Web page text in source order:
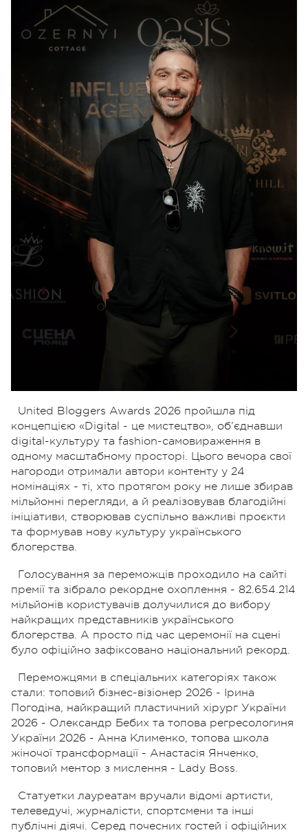
United Bloggers Awards 2026 пройшла під
концепцією «Digital - це мистецтво», об’єднавши
digital-культуру та fashion-самовираження в
одному масштабному просторі. Цього вечора свої
нагороди отримали автори контенту у 24
номінаціях - ті, хто протягом року не лише збирав
мільйонні перегляди, а й реалізовував благодійні
ініціативи, створював суспільно важливі проєкти
та формував нову культуру українського
блогерства.
Голосування за переможців проходило на сайті
премії та зібрало рекордне охоплення - 82.654.214
мільйонів користувачів долучилися до вибору
найкращих представників українського
блогерства. А просто під час церемонії на сцені
було офіційно зафіксовано національний рекорд.
Переможцями в спеціальних категоріях також
стали: топовий бізнес-візіонер 2026 - Ірина
Погодіна, найкращий пластичний хірург України
2026 - Олександр Бебих та топова регресологиня
України 2026 - Анна Клименко, топова школа
жіночої трансформації - Анастасія Янченко,
топовий ментор з мислення - Lady Boss.
Статуетки лауреатам вручали відомі артисти,
телеведучі, журналісти, спортсмени та інші
публічні діячі. Серед почесних гостей і офіційних